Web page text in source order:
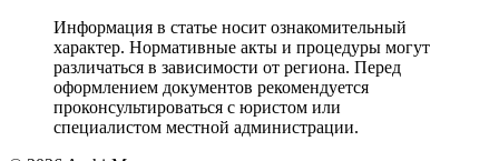
Информация в статье носит ознакомительный
характер. Нормативные акты и процедуры могут
различаться в зависимости от региона. Перед
оформлением документов рекомендуется
проконсультироваться с юристом или
специалистом местной администрации.